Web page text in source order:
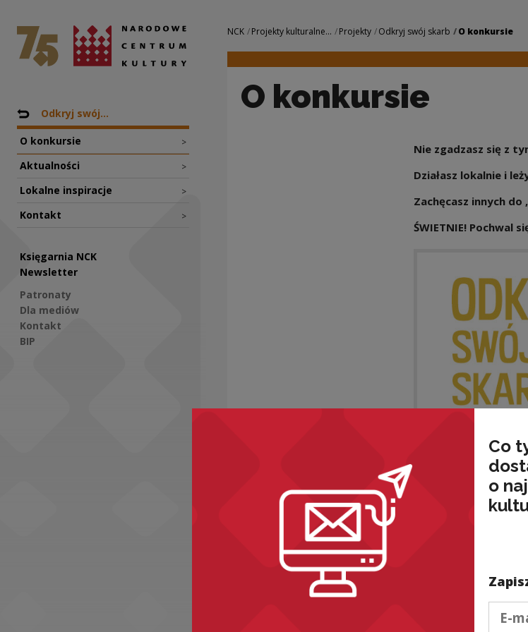
O konkursie | Narodowe
Narodowe Centrum Kultury
Nawigacja
Powrót do: Projekty
Odkryj swój...
O konkursie >
Aktualności >
Lokalne inspiracje >
Kontakt >
Księgarnia NCK
Newsletter
Patronaty
Dla mediów
Kontakt
BIP
Nawigacja
NCK Projekty kulturalne... Projekty Odkryj swój skarb O konkursie
O konkursie
Nie zgadzasz się z
Działasz lokalnie i
Zachęcasz innych
ŚWIETNIE! Pochwal
ma zadanie
małych i średnich
Konkurs przeznaczony
Co
o